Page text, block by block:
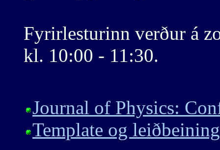
Fyrirlesturinn verður á
kl. 10:00 - 11:30.
Journal of Physics:
Template og